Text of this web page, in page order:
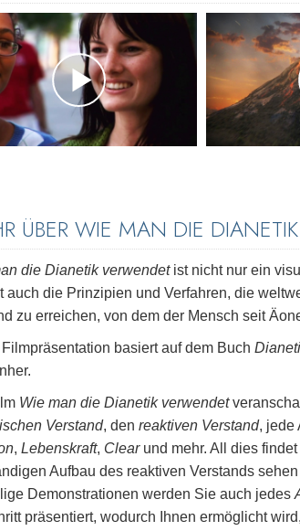
ÜBER WIE MAN DIE
die Dianetik verwendetist nicht nur ein
auch die Prinzipien und Verfahren, die
zu erreichen, von dem der Mensch seit
basiert auf dem Buch
Wie man die Dianetik verwendet
Verstand, den reaktiven Verstand, jede
, Lebenskraft, Clearund mehr. All dies
Aufbau des reaktiven Verstands
Demonstrationen werden Sie auch jedes
präsentiert, wodurch Ihnen ermöglicht